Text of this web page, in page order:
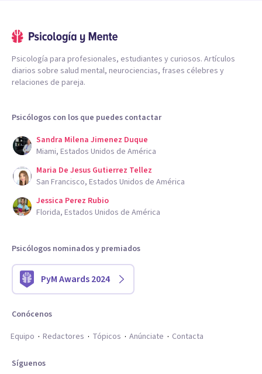
Psicología para profesionales, estudiantes y curiosos. Artículos
diarios sobre salud mental, neurociencias, frases célebres y
relaciones de pareja.
Psicólogos con los que puedes contactar
Sandra Milena Jimenez Duque
Miami, Estados Unidos de América
Maria De Jesus Gutierrez Tellez
San Francisco, Estados Unidos de América
Jessica Perez Rubio
Florida, Estados Unidos de América
Psicólogos nominados y premiados
PyM Awards 2024
Conócenos
Equipo
Redactores Tópicos Anúnciate Contacta
Síguenos